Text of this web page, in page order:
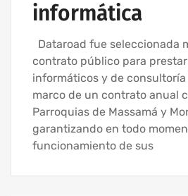
informática
Dataroad fue seleccionada
contrato público para
informáticos y de
marco de un contrato anual
Parroquias de Massamá y
garantizando en todo
funcionamiento de sus